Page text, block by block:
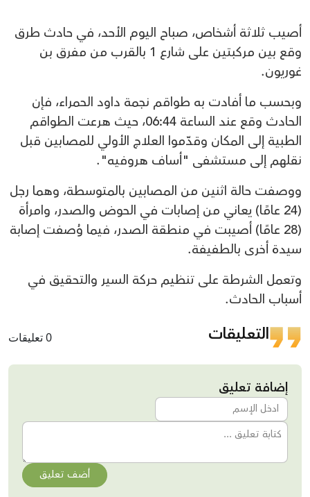
أصيب ثلاثة أشخاص، صباح اليوم الأحد، في حادث طرق
وقع بين مركبتين على شارع 1 بالقرب من مفرق بن
غوريون.
وبحسب ما أفادت به طواقم نجمة داود الحمراء، فإن
الحادث وقع عند الساعة 06:44، حيث هرعت الطواقم
الطبية إلى المكان وقدّموا العلاج الأولي للمصابين قبل
نقلهم إلى مستشفى "أساف هروفيه".
ووصفت حالة اثنين من المصابين بالمتوسطة، وهما رجل
(24 عامًا) يعاني من إصابات في الحوض والصدر، وامرأة
(28 عامًا) أصيبت في منطقة الصدر، فيما وُصفت إصابة
سيدة أخرى بالطفيفة.
وتعمل الشرطة على تنظيم حركة السير والتحقيق في
أسباب الحادث.
التعليقات 0 تعليقات
إضافة تعليق
أضف تعليق